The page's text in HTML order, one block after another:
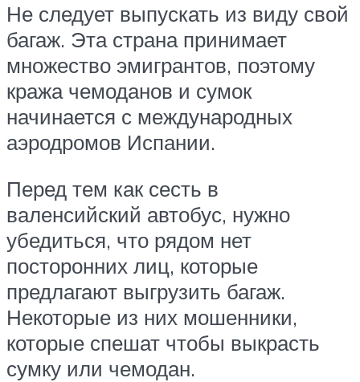
Не следует выпускать из виду свой
багаж. Эта страна принимает
множество эмигрантов, поэтому
кража чемоданов и сумок
начинается с международных
аэродромов Испании.
Перед тем как сесть в
валенсийский автобус, нужно
убедиться, что рядом нет
посторонних лиц, которые
предлагают выгрузить багаж.
Некоторые из них мошенники,
которые спешат чтобы выкрасть
сумку или чемодан.